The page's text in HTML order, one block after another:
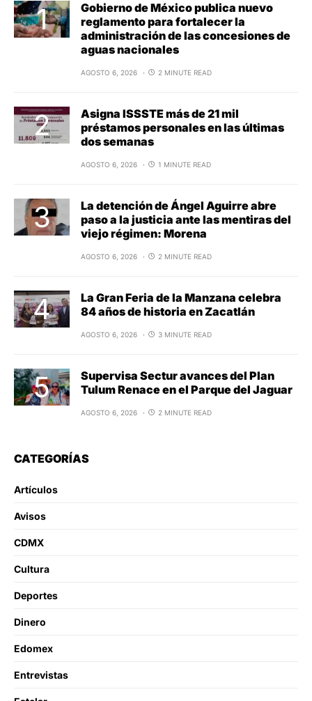
Gobierno de México publica nuevo
reglamento para fortalecer la
administración de las concesiones de
aguas nacionales
AGOSTO 6, 2026 2 MINUTE READ
Asigna ISSSTE más de 21 mil
préstamos personales en las últimas
dos semanas
AGOSTO 6, 2026 1 MINUTE READ
La detención de Ángel Aguirre abre
paso a la justicia ante las mentiras del
viejo régimen: Morena
AGOSTO 6, 2026 2 MINUTE READ
La Gran Feria de la Manzana celebra
84 años de historia en Zacatlán
AGOSTO 6, 2026 3 MINUTE READ
Supervisa Sectur avances del Plan
Tulum Renace en el Parque del Jaguar
AGOSTO 6, 2026 2 MINUTE READ
CATEGORÍAS
Artículos
Avisos
CDMX
Cultura
Deportes
Dinero
Edomex
Entrevistas